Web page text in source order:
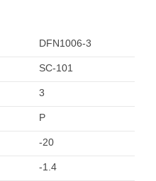
DFN1006-3
SC-101
3
P
-20
-1.4